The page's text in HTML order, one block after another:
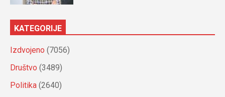
KATEGORIJE
Izdvojeno (7056)
Društvo (3489)
Politika (2640)